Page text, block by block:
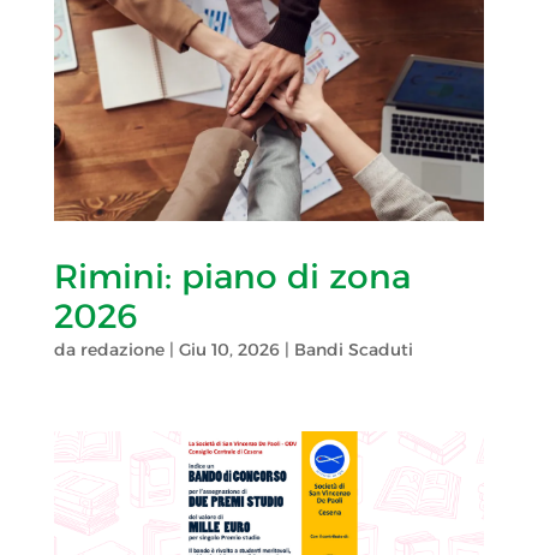
Rimini: piano di zona
2026
da redazione| Giu 10, 2026| Bandi Scaduti